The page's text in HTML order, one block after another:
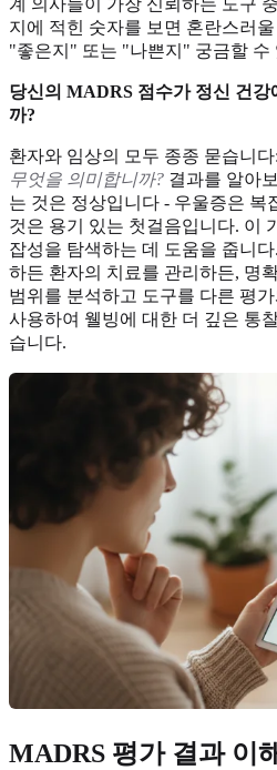
지에 적힌 숫자를 보면 혼란스러
"좋은지" 또는 "나쁜지" 궁금할 수
당신의 MADRS 점수가 정신 건강
까?
환자와 임상의 모두 종종 묻습니다:
무엇을 의미합니까? 결과를 알아
는 것은 정상입니다 - 우울증은 복
것은 용기 있는 첫걸음입니다. 이
잡성을 탐색하는 데 도움을 줍니
하든 환자의 치료를 관리하든, 명
범위를 분석하고 도구를 다른 평
사용하여 웰빙에 대한 더 깊은 통
습니다.
MADRS 평가 결과 이